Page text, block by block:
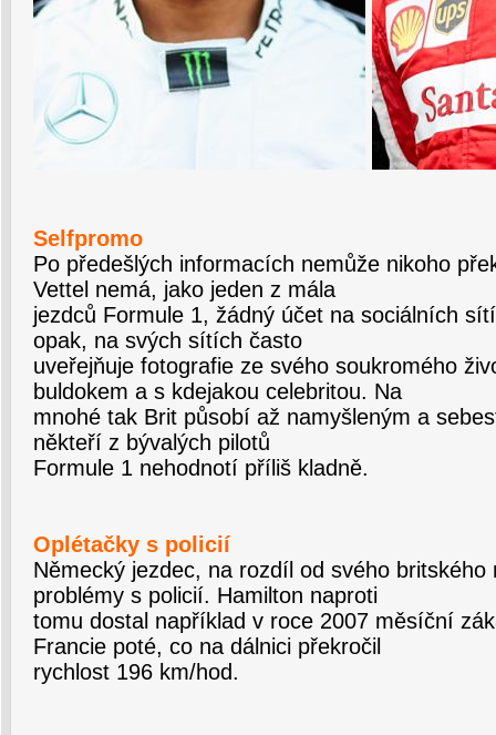
Selfpromo
Po předešlých informacích nemůže nikoho
Vettel nemá, jako jeden z mála
jezdců Formule 1, žádný účet na sociálních
opak, na svých sítích často
uveřejňuje fotografie ze svého soukromého
buldokem a s kdejakou celebritou. Na
mnohé tak Brit působí až namyšleným a
někteří z bývalých pilotů
Formule 1 nehodnotí příliš kladně.
Oplétačky s policií
Německý jezdec, na rozdíl od svého britského
problémy s policií. Hamilton naproti
tomu dostal například v roce 2007 měsíční
Francie poté, co na dálnici překročil
rychlost 196 km/hod.